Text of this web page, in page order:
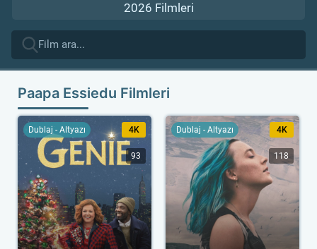
2026 Filmleri
Paapa Essiedu Filmleri
Dublaj - Altyazı 4K
93
Dublaj - Altyazı 4K
118